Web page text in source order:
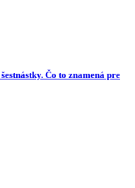
Čo to znamená pre